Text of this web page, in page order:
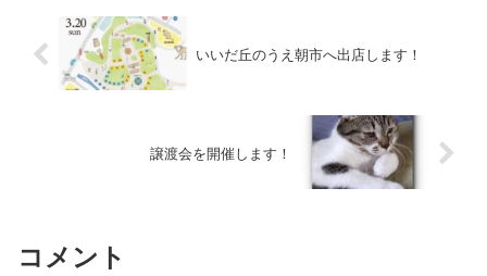
いいだ丘のうえ朝市へ出店します！
譲渡会を開催します！
コメント